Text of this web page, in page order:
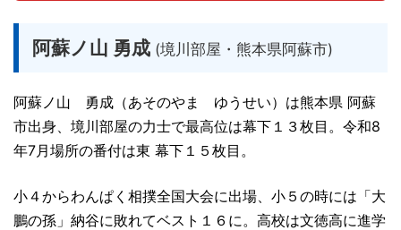
阿蘇ノ山 勇成 (境川部屋・熊本県阿蘇市)
阿蘇ノ山 勇成（あそのやま ゆうせい）は熊本県 阿蘇
市出身、境川部屋の力士で最高位は幕下１３枚目。令和8
年7月場所の番付は東 幕下１５枚目。
小４からわんぱく相撲全国大会に出場、小５の時には「大
鵬の孫」納谷に敗れてベスト１６に。高校は文徳高に進学